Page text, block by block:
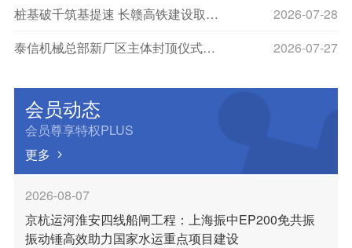
桩基破千筑基提速 长赣高铁建设取得关键性突破
2026-07-28
泰信机械总部新厂区主体封顶仪式圆满举行
2026-07-27
会员动态
会员尊享特权PLUS
更多
2026-08-07
京杭运河淮安四线船闸工程：上海振中EP200免共振
振动锤高效助力国家水运重点项目建设